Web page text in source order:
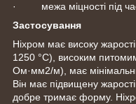
· межа міцності під
Застосування
Ніхром має високу
1250 °C), високим
Ом·мм2/м), має
Він має підвищену
добре тримає форму.